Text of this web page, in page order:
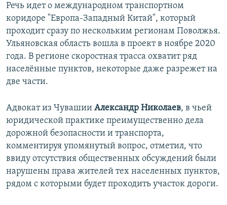
Речь идет о международном транспортном
коридоре "Европа-Западный Китай", который
проходит сразу по нескольким регионам Поволжья.
Ульяновская область вошла в проект в ноябре 2020
года. В регионе скоростная трасса охватит ряд
населённые пунктов, некоторые даже разрежет на
две части.
Адвокат из Чувашии Александр Николаев, в чьей
юридической практике преимущественно дела
дорожной безопасности и транспорта,
комментируя упомянутый вопрос, отметил, что
ввиду отсутствия общественных обсуждений были
нарушены права жителей тех населенных пунктов,
рядом с которыми будет проходить участок дороги.